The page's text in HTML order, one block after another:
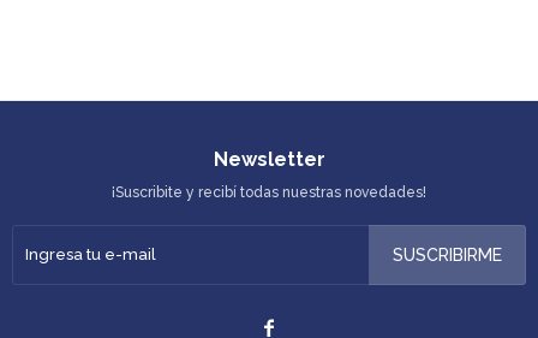
Newsletter
¡Suscribite y recibí todas nuestras novedades!
SUSCRIBIRME
